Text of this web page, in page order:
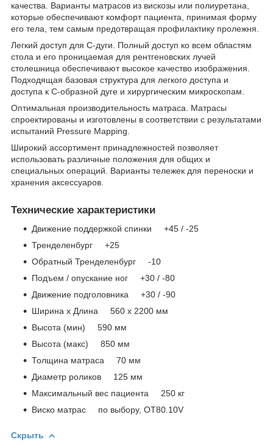
качества. Варианты матрасов из вискозы или полиуретана,
которые обеспечивают комфорт пациента, принимая форму
его тела, тем самым предотвращая профилактику пролежня.
Легкий доступ для C-дуги. Полный доступ ко всем областям
стола и его проницаемая для рентгеновских лучей
столешница обеспечивают высокое качество изображения.
Подходящая базовая структура для легкого доступа и
доступа к С-образной дуге и хирургическим микроскопам.
Оптимальная производительность матраса. Матрасы
спроектированы и изготовлены в соответствии с результатами
испытаний Pressure Mapping.
Широкий ассортимент принадлежностей позволяет
использовать различные положения для общих и
специальных операций. Варианты тележек для переноски и
хранения аксессуаров.
Технические характеристики
Движение поддержкой спинки +45 / -25
Тренделенбург +25
Обратный Тренделенбург -10
Подъем / опускание ног +30 / -80
Движение подголовника +30 / -90
Ширина x Длина 560 x 2200 мм
Высота (мин) 590 мм
Высота (макс) 850 мм
Толщина матраса 70 мм
Диаметр роликов 125 мм
Максимальный вес пациента 250 кг
Виско матрас по выбору, OT80.10V
Скрыть